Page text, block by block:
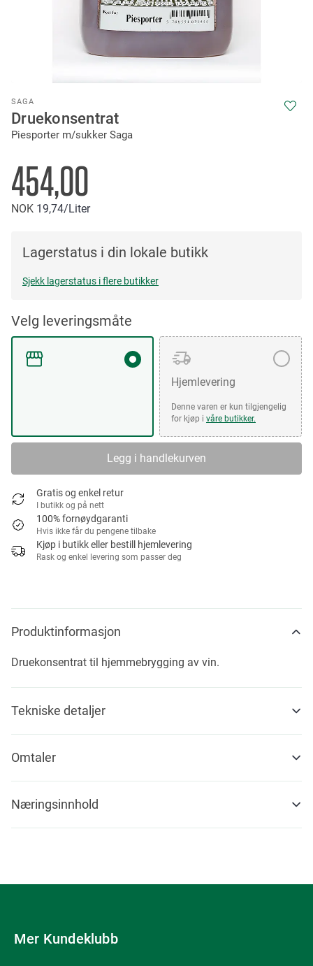
SAGA
Druekonsentrat
Piesporter m/sukker Saga
454,00
NOK 19 74/Liter
Lagerstatus i din lokale butikk
Sjekk lagerstatus i flere butikker
Velg leveringsmåte
Hjemlevering
Denne varen er kun tilgjengelig
for kjøp i våre butikker.
Legg i handlekurven
Gratis og enkel retur
I butikk og på nett
100% fornøydgaranti
Hvis ikke får du pengene tilbake
Kjøp i butikk eller bestill hjemlevering
Rask og enkel levering som passer deg
to
the
beginning
the
images
gallery
Produktinformasjon
Druekonsentrat til hjemmebrygging av vin.
Tekniske detaljer
Omtaler
Næringsinnhold
Mer Kundeklubb